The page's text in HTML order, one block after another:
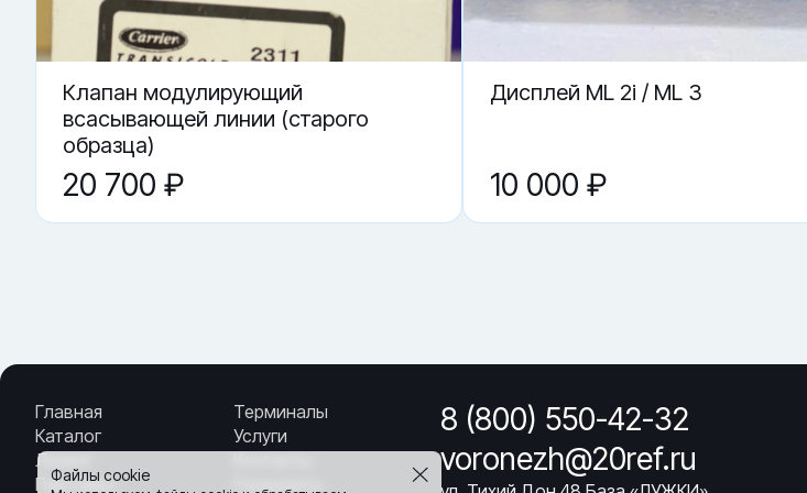
Файлы cookie
▼ Можно ли поставить «похожую» втулку без совпадения номера?
▼ Что важнее всего проверить перед заменой?
▼ Где купить втулку коленвала Carrier 17-40025-00 в Воронеже?
Клапан модулирующий
всасывающей линии (старого
образца)
20 700 ₽
Дисплей ML 2i / ML 3
10 000 ₽
Главная
Каталог
Лизинг
Партнёры
Терминалы
Услуги
Реквизиты
8 (800) 550-42-32
voronezh@20ref.ru